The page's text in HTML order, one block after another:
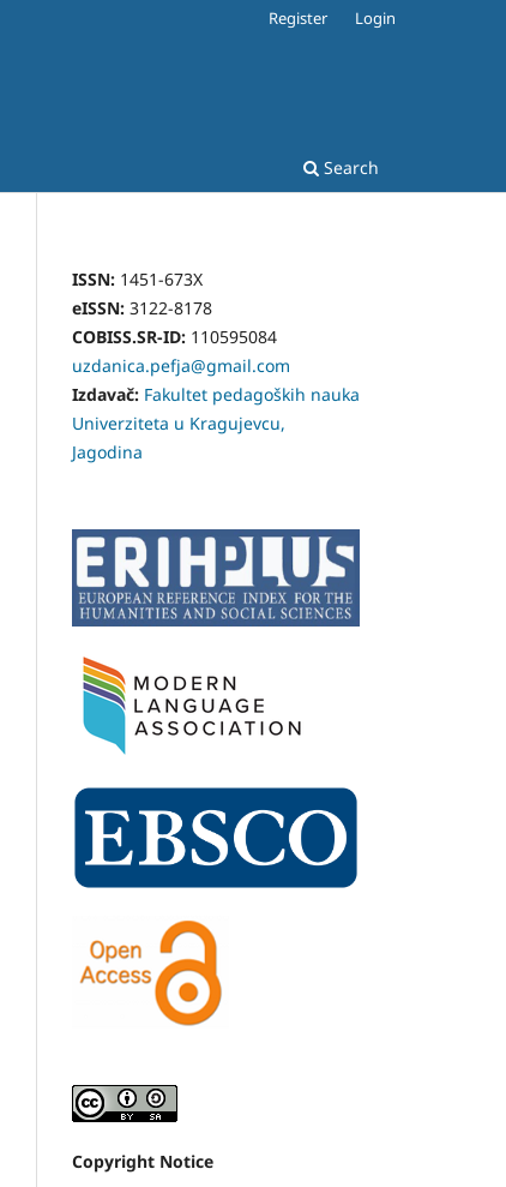
Search
Register Login
ISSN: 1451-673X
eISSN: 3122-8178
COBISS.SR-ID: 110595084
uzdanica.pefja@gmail.com
Izdavač: Fakultet pedagoških nauka
Univerziteta u Kragujevcu,
Jagodina
Copyright Notice